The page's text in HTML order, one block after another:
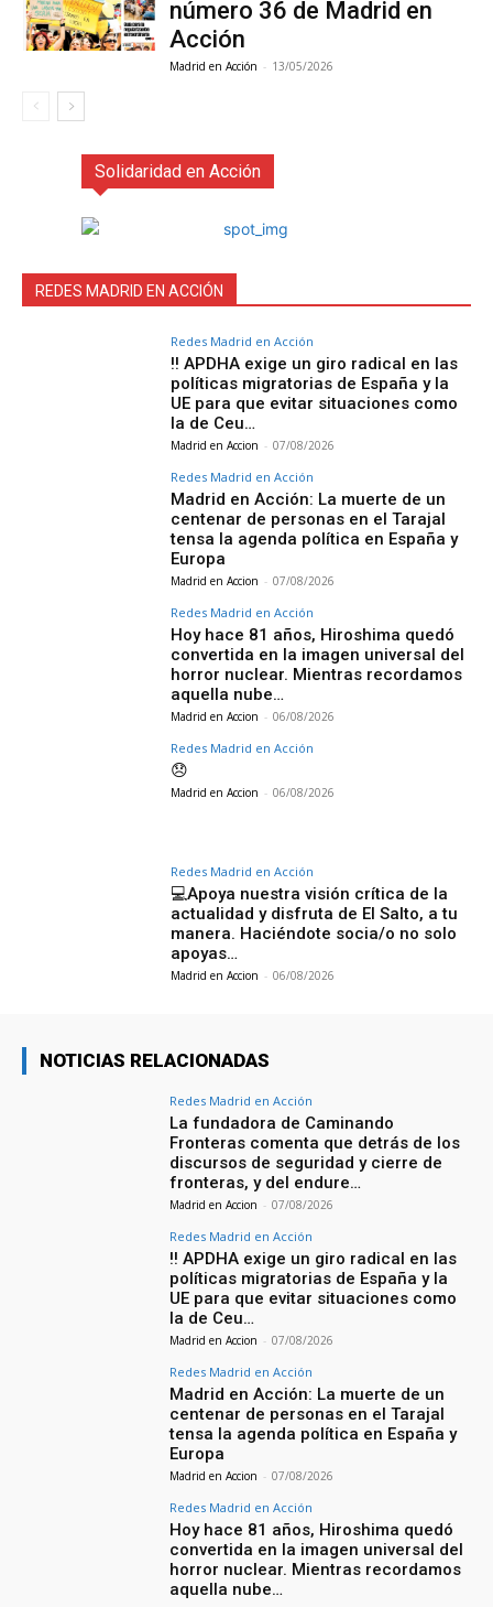
número 36 de Madrid en
Acción
Madrid en Acción - 13/05/2026
Solidaridad en Acción
REDES MADRID EN ACCIÓN
Redes Madrid en Acción
‼️ APDHA exige un giro radical en las
políticas migratorias de España y la
UE para que evitar situaciones como
la de Ceu…
Madrid en Accion - 07/08/2026
Redes Madrid en Acción
Madrid en Acción: La muerte de un
centenar de personas en el Tarajal
tensa la agenda política en España y
Europa
Madrid en Accion - 07/08/2026
Redes Madrid en Acción
Hoy hace 81 años, Hiroshima quedó
convertida en la imagen universal del
horror nuclear. Mientras recordamos
aquella nube…
Madrid en Accion - 06/08/2026
Redes Madrid en Acción
😞
Madrid en Accion - 06/08/2026
Redes Madrid en Acción
💻Apoya nuestra visión crítica de la
actualidad y disfruta de El Salto, a tu
manera. Haciéndote socia/o no solo
apoyas…
Madrid en Accion - 06/08/2026
NOTICIAS RELACIONADAS
Redes Madrid en Acción
La fundadora de Caminando
Fronteras comenta que detrás de los
discursos de seguridad y cierre de
fronteras, y del endure…
Madrid en Accion - 07/08/2026
Redes Madrid en Acción
‼️ APDHA exige un giro radical en las
políticas migratorias de España y la
UE para que evitar situaciones como
la de Ceu…
Madrid en Accion - 07/08/2026
Redes Madrid en Acción
Madrid en Acción: La muerte de un
centenar de personas en el Tarajal
tensa la agenda política en España y
Europa
Madrid en Accion - 07/08/2026
Redes Madrid en Acción
Hoy hace 81 años, Hiroshima quedó
convertida en la imagen universal del
horror nuclear. Mientras recordamos
aquella nube…